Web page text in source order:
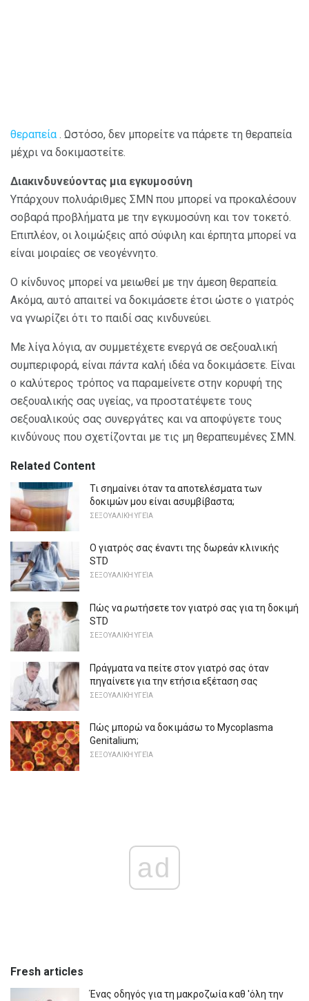
θεραπεία . Ωστόσο, δεν μπορείτε να πάρετε τη θεραπεία
μέχρι να δοκιμαστείτε.
Διακινδυνεύοντας μια εγκυμοσύνη
Υπάρχουν πολυάριθμες ΣΜΝ που μπορεί να προκαλέσουν
σοβαρά προβλήματα με την εγκυμοσύνη και τον τοκετό.
Επιπλέον, οι λοιμώξεις από σύφιλη και έρπητα μπορεί να
είναι μοιραίες σε νεογέννητο.
Ο κίνδυνος μπορεί να μειωθεί με την άμεση θεραπεία.
Ακόμα, αυτό απαιτεί να δοκιμάσετε έτσι ώστε ο γιατρός
να γνωρίζει ότι το παιδί σας κινδυνεύει.
Με λίγα λόγια, αν συμμετέχετε ενεργά σε σεξουαλική
συμπεριφορά, είναι πάντα καλή ιδέα να δοκιμάσετε. Είναι
ο καλύτερος τρόπος να παραμείνετε στην κορυφή της
σεξουαλικής σας υγείας, να προστατέψετε τους
σεξουαλικούς σας συνεργάτες και να αποφύγετε τους
κινδύνους που σχετίζονται με τις μη θεραπευμένες ΣΜΝ.
Related Content
Τι σημαίνει όταν τα αποτελέσματα των
δοκιμών μου είναι ασυμβίβαστα;
ΣΕΞΟΥΑΛΙΚΉ ΥΓΕΊΑ
Ο γιατρός σας έναντι της δωρεάν κλινικής
STD
ΣΕΞΟΥΑΛΙΚΉ ΥΓΕΊΑ
Πώς να ρωτήσετε τον γιατρό σας για τη δοκιμή
STD
ΣΕΞΟΥΑΛΙΚΉ ΥΓΕΊΑ
Πράγματα να πείτε στον γιατρό σας όταν
πηγαίνετε για την ετήσια εξέταση σας
ΣΕΞΟΥΑΛΙΚΉ ΥΓΕΊΑ
Πώς μπορώ να δοκιμάσω το Mycoplasma
Genitalium;
ΣΕΞΟΥΑΛΙΚΉ ΥΓΕΊΑ
ad
Fresh articles
Ένας οδηγός για τη μακροζωία καθ 'όλη την